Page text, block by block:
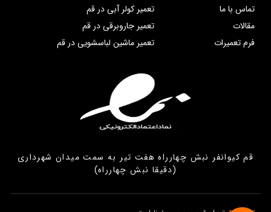
تماس با ما
مقالات
فرم تعمیرات
تعمیر کولر آبی در قم
تعمیر جاروبرقی در قم
تعمیر ماشین لباسشویی در قم
قم کیوانفر نبش چهارراه هفت تیر به سمت میدان شهرداری
(دقیقا نبش چهارراه)